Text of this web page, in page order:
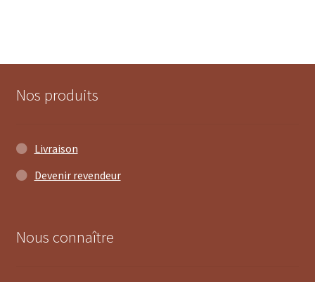
Nos produits
Livraison
Devenir revendeur
Nous connaître